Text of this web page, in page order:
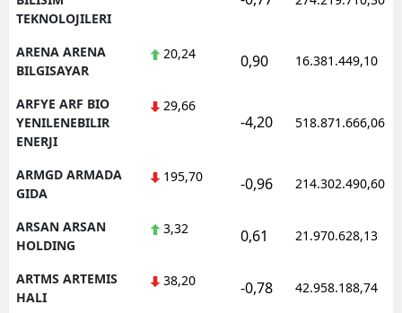
TEKNOLOJILERI
ARENA ARENA
BILGISAYAR
20,24 0,90 16.381.449,10
ARFYE ARF BIO
YENILENEBILIR
ENERJI
29,66
-4,20 518.871.666,06
ARMGD ARMADA
GIDA
195,70 -0,96 214.302.490,60
ARSAN ARSAN
HOLDING
3,32 0,61 21.970.628,13
ARTMS ARTEMIS
HALI
38,20 -0,78 42.958.188,74